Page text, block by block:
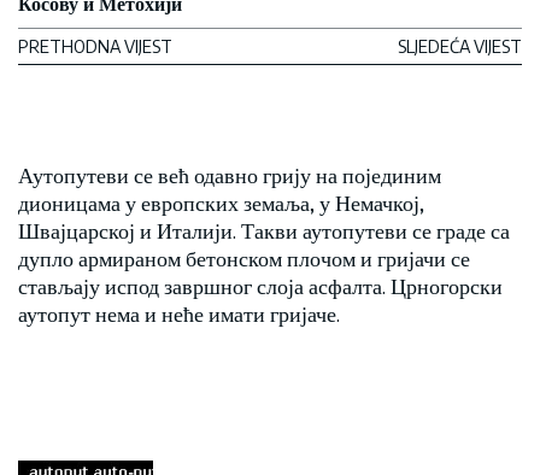
PRETHODNA VIJEST SLJEDEĆA VIJEST
Аутопутеви се већ одавно грију на појединим
дионицама у европских земаља, у Немачкој,
Швајцарској и Италији. Такви аутопутеви се граде са
дупло армираном бетонском плочом и гријачи се
стављају испод завршног слоја асфалта. Црногорски
аутопут нема и неће имати гријаче.